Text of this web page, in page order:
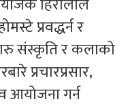
प्रवद्धर्न र
संस्कृति र कलाको
प्रचारप्रसार,
आयोजना गर्न